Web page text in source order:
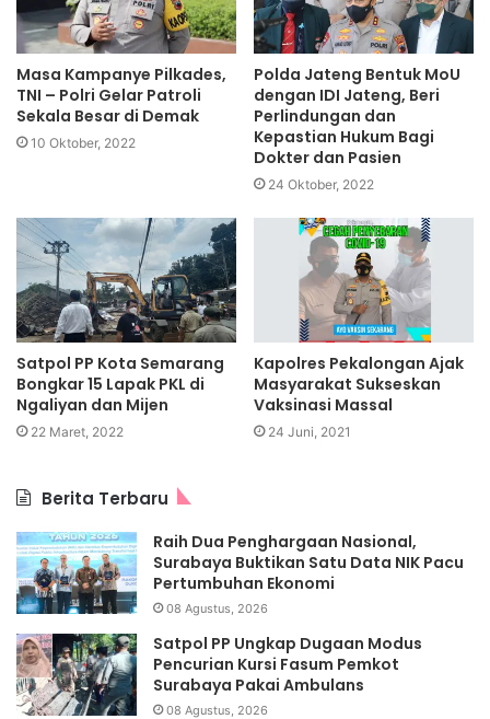
Masa Kampanye Pilkades,
TNI – Polri Gelar Patroli
Sekala Besar di Demak
10 Oktober, 2022
Polda Jateng Bentuk MoU
dengan IDI Jateng, Beri
Perlindungan dan
Kepastian Hukum Bagi
Dokter dan Pasien
24 Oktober, 2022
Satpol PP Kota Semarang
Bongkar 15 Lapak PKL di
Ngaliyan dan Mijen
22 Maret, 2022
Kapolres Pekalongan Ajak
Masyarakat Sukseskan
Vaksinasi Massal
24 Juni, 2021
Berita Terbaru
Raih Dua Penghargaan Nasional,
Surabaya Buktikan Satu Data NIK Pacu
Pertumbuhan Ekonomi
08 Agustus, 2026
Satpol PP Ungkap Dugaan Modus
Pencurian Kursi Fasum Pemkot
Surabaya Pakai Ambulans
08 Agustus, 2026